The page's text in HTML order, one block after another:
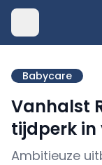
Babycare
Vanhalst
tijdperk in
Ambitieuze